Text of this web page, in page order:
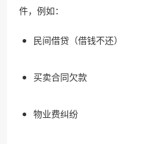
件，例如：
民间借贷（借钱不还）
买卖合同欠款
物业费纠纷